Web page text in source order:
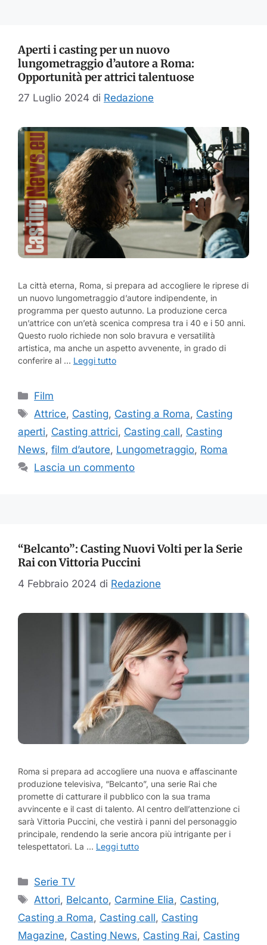
Aperti i casting per un nuovo
lungometraggio d’autore a Roma:
Opportunità per attrici talentuose
27 Luglio 2024 di Redazione
La città eterna, Roma, si prepara ad accogliere le riprese di
un nuovo lungometraggio d’autore indipendente, in
programma per questo autunno. La produzione cerca
un’attrice con un’età scenica compresa tra i 40 e i 50 anni.
Questo ruolo richiede non solo bravura e versatilità
artistica, ma anche un aspetto avvenente, in grado di
conferire al … Leggi tutto
Categorie
Film
Tag
Attrice, Casting, Casting a Roma, Casting
aperti, Casting attrici, Casting call, Casting
News, film d’autore, Lungometraggio, Roma
Lascia un commento
“Belcanto”: Casting Nuovi Volti per la Serie
Rai con Vittoria Puccini
4 Febbraio 2024 di Redazione
Roma si prepara ad accogliere una nuova e affascinante
produzione televisiva, “Belcanto”, una serie Rai che
promette di catturare il pubblico con la sua trama
avvincente e il cast di talento. Al centro dell’attenzione ci
sarà Vittoria Puccini, che vestirà i panni del personaggio
principale, rendendo la serie ancora più intrigante per i
telespettatori. La … Leggi tutto
Categorie
Serie TV
Tag
Attori, Belcanto, Carmine Elia, Casting,
Casting a Roma, Casting call, Casting
Magazine, Casting News, Casting Rai, Casting